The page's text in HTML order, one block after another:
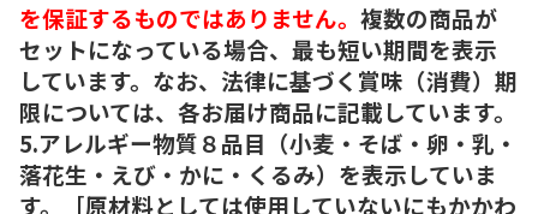
を保証するものではありません。 複数の商品が
セットになっている場合、最も短い期間を表示
しています。なお、法律に基づく賞味（消費）期
限については、各お届け商品に記載しています。
5.アレルギー物質８品目（小麦・そば・卵・乳・
落花生・えび・かに・くるみ）を表示していま
す。［原材料としては使用していないにもかかわ